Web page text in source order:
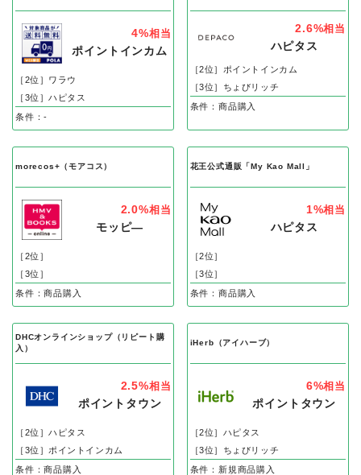
4%相当
ポイントインカム
［2位］ワラウ
［3位］ハピタス
条件：-
2.6%相当
ハピタス
［2位］ポイントインカム
［3位］ちょびリッチ
条件：商品購入
morecos+（モアコス）
2.0%相当
モッピ―
［2位］
［3位］
条件：商品購入
花王公式通販「My Kao Mall」
1%相当
ハピタス
［2位］
［3位］
条件：商品購入
DHCオンラインショップ（リピート購
入）
2.5%相当
ポイントタウン
［2位］ハピタス
［3位］ポイントインカム
条件：商品購入
iHerb（アイハーブ）
6%相当
ポイントタウン
［2位］ハピタス
［3位］ちょびリッチ
条件：新規商品購入